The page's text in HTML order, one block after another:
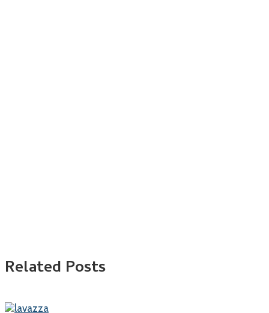
Related Posts